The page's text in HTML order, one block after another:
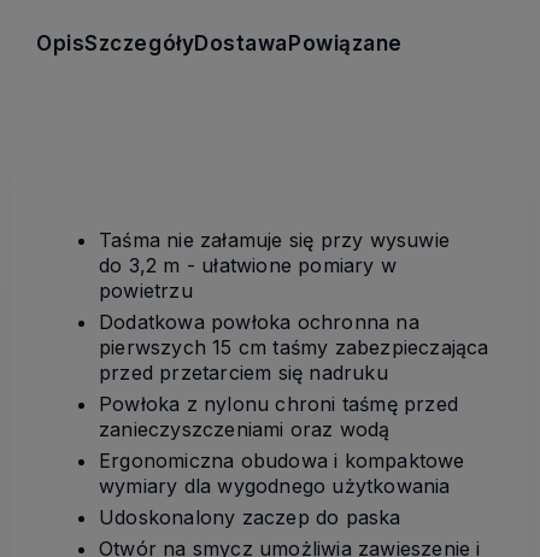
OpisSzczegółyDostawaPowiązane
Taśma nie załamuje się przy wysuwie
do 3,2 m - ułatwione pomiary w
powietrzu
Dodatkowa powłoka ochronna na
pierwszych 15 cm taśmy zabezpieczająca
przed przetarciem się nadruku
Powłoka z nylonu chroni taśmę przed
zanieczyszczeniami oraz wodą
Ergonomiczna obudowa i kompaktowe
wymiary dla wygodnego użytkowania
Udoskonalony zaczep do paska
Otwór na smycz umożliwia zawieszenie i